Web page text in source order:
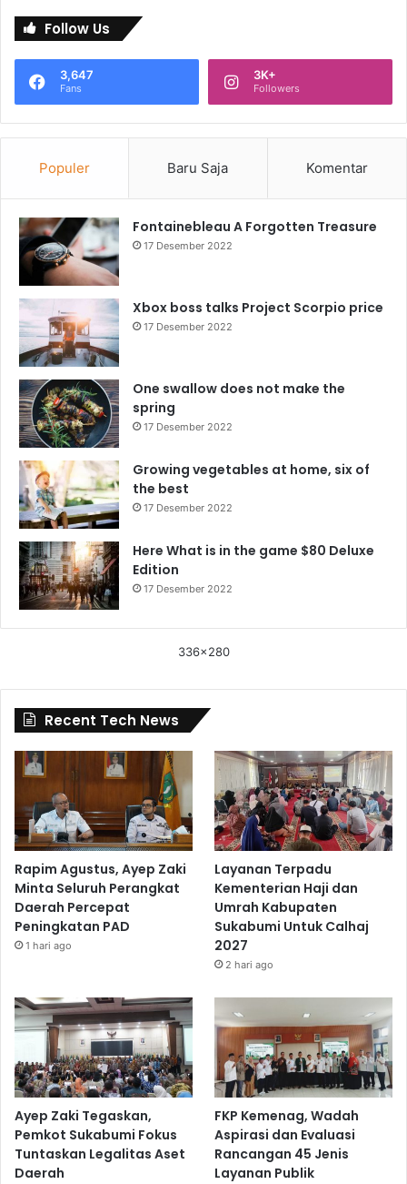
Follow Us
3,647
Fans
3K+
Followers
Populer Baru Saja Komentar
Fontainebleau A Forgotten Treasure
17 Desember 2022
Xbox boss talks Project Scorpio price
17 Desember 2022
One swallow does not make the
spring
17 Desember 2022
Growing vegetables at home, six of
the best
17 Desember 2022
Here What is in the game $80 Deluxe
Edition
17 Desember 2022
336x280
Recent Tech News
Rapim Agustus, Ayep Zaki
Minta Seluruh Perangkat
Daerah Percepat
Peningkatan PAD
1 hari ago
Layanan Terpadu
Kementerian Haji dan
Umrah Kabupaten
Sukabumi Untuk Calhaj
2027
2 hari ago
Ayep Zaki Tegaskan,
Pemkot Sukabumi Fokus
Tuntaskan Legalitas Aset
Daerah
FKP Kemenag, Wadah
Aspirasi dan Evaluasi
Rancangan 45 Jenis
Layanan Publik